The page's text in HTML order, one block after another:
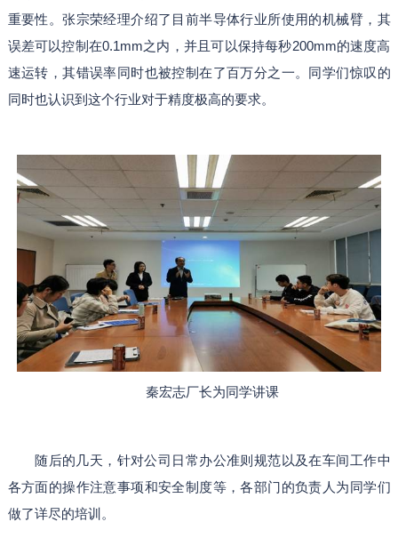
重要性。张宗荣经理介绍了目前半导体行业所使用的机械臂，其
误差可以控制在0.1mm之内，并且可以保持每秒200mm的速度高
速运转，其错误率同时也被控制在了百万分之一。同学们惊叹的
同时也认识到这个行业对于精度极高的要求。
秦宏志厂长为同学讲课
随后的几天，针对公司日常办公准则规范以及在车间工作中
各方面的操作注意事项和安全制度等，各部门的负责人为同学们
做了详尽的培训。